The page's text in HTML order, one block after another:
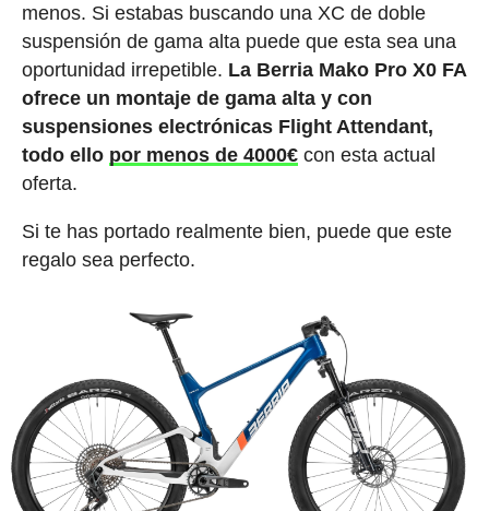
menos. Si estabas buscando una XC de doble
suspensión de gama alta puede que esta sea una
oportunidad irrepetible. La Berria Mako Pro X0 FA
ofrece un montaje de gama alta y con
suspensiones electrónicas Flight Attendant,
todo ello por menos de 4000€ con esta actual
oferta.
Si te has portado realmente bien, puede que este
regalo sea perfecto.